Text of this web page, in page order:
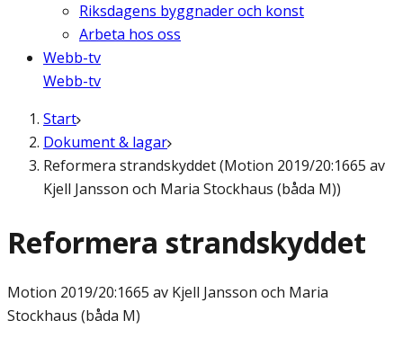
Riksdagens byggnader och konst
Arbeta hos oss
Webb-tv
Webb-tv
Start
Dokument & lagar
Reformera strandskyddet (Motion 2019/20:1665 av
Kjell Jansson och Maria Stockhaus (båda M))
Reformera strandskyddet
Motion 2019/20:1665 av Kjell Jansson och Maria
Stockhaus (båda M)